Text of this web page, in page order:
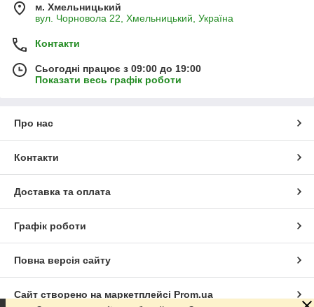
м. Хмельницький
вул. Чорновола 22, Хмельницький, Україна
Контакти
Сьогодні працює з 09:00 до 19:00
Показати весь графік роботи
Про нас
Контакти
Доставка та оплата
Графік роботи
Повна версія сайту
Сайт створено на маркетплейсі Prom.ua